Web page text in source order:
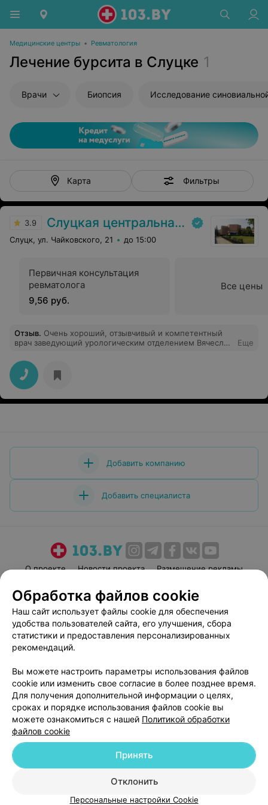
Медицинские центры • Ревматология
Лечение бурсита в Слуцке 1
Врачи Биопсия
Карта Фильтры
3.9 Слуцкая центральная районная больница
Слуцк, ул. Чайковского, 21 до 15:00
Первичная консультация
ревматолога
9,56 руб.
Все цены
Отзыв. Очень хороший, отзывчивый и компетентный
врач заведующий урологическим отделением Вячеслав
которых он лечит. Все сотрудники доброжелательные,
внимательные.
Еще
Добавить компанию
Добавить специалиста
О проекте Новости проекта
Размещение рекламы
Пользовательское соглашение
Способы оплаты
Вакансии
Партнеры
Написать руководителю 103.by
Персональные настройки cookie
Обработка персональных данных
© 2026 ООО «Артокс Лаб», УНП 191700409| 220012, Республика Беларусь,
г. Минск, улица Толбухина, 2, пом. 16 | help@103.by
Служба поддержки +375 291212755
Обработка файлов cookie
Наш сайт использует файлы cookie для обеспечения
удобства пользователей сайта, его улучшения, сбора
статистики и предоставления персонализированных
рекомендаций.
Вы можете настроить параметры использования файлов
cookie или изменить свое согласие в более позднее время.
Для получения дополнительной информации о целях,
сроках и порядке использования файлов cookie вы
можете ознакомиться с нашей Политикой обработки
файлов cookie
Отклонить
Принять
Персональные настройки Cookie